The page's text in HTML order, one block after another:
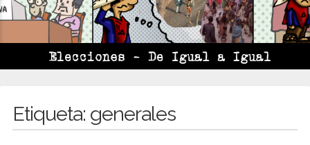
Etiqueta: generales